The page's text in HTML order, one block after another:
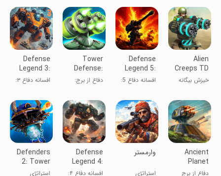
زمان واقعی
ارتش TD
تانک
Alien
Creeps TD
خیزش بیگانه
Defense
Legend 5:
Survivor TD
افسانه دفاع 5:
Tower
Defense:
Galaxy V
دفاع از برج:
Defense
Legend 3:
Future War
افسانه دفاع ۳:
Ancient
Planet
Tower
دفاع از برج
‏‏‏‏‏‏‏وارمستر
استراتژی
Defense
Legend 4:
Sci-Fi TD
افسانه دفاع ۴:
Defenders
2: Tower
Defense
استراتژی